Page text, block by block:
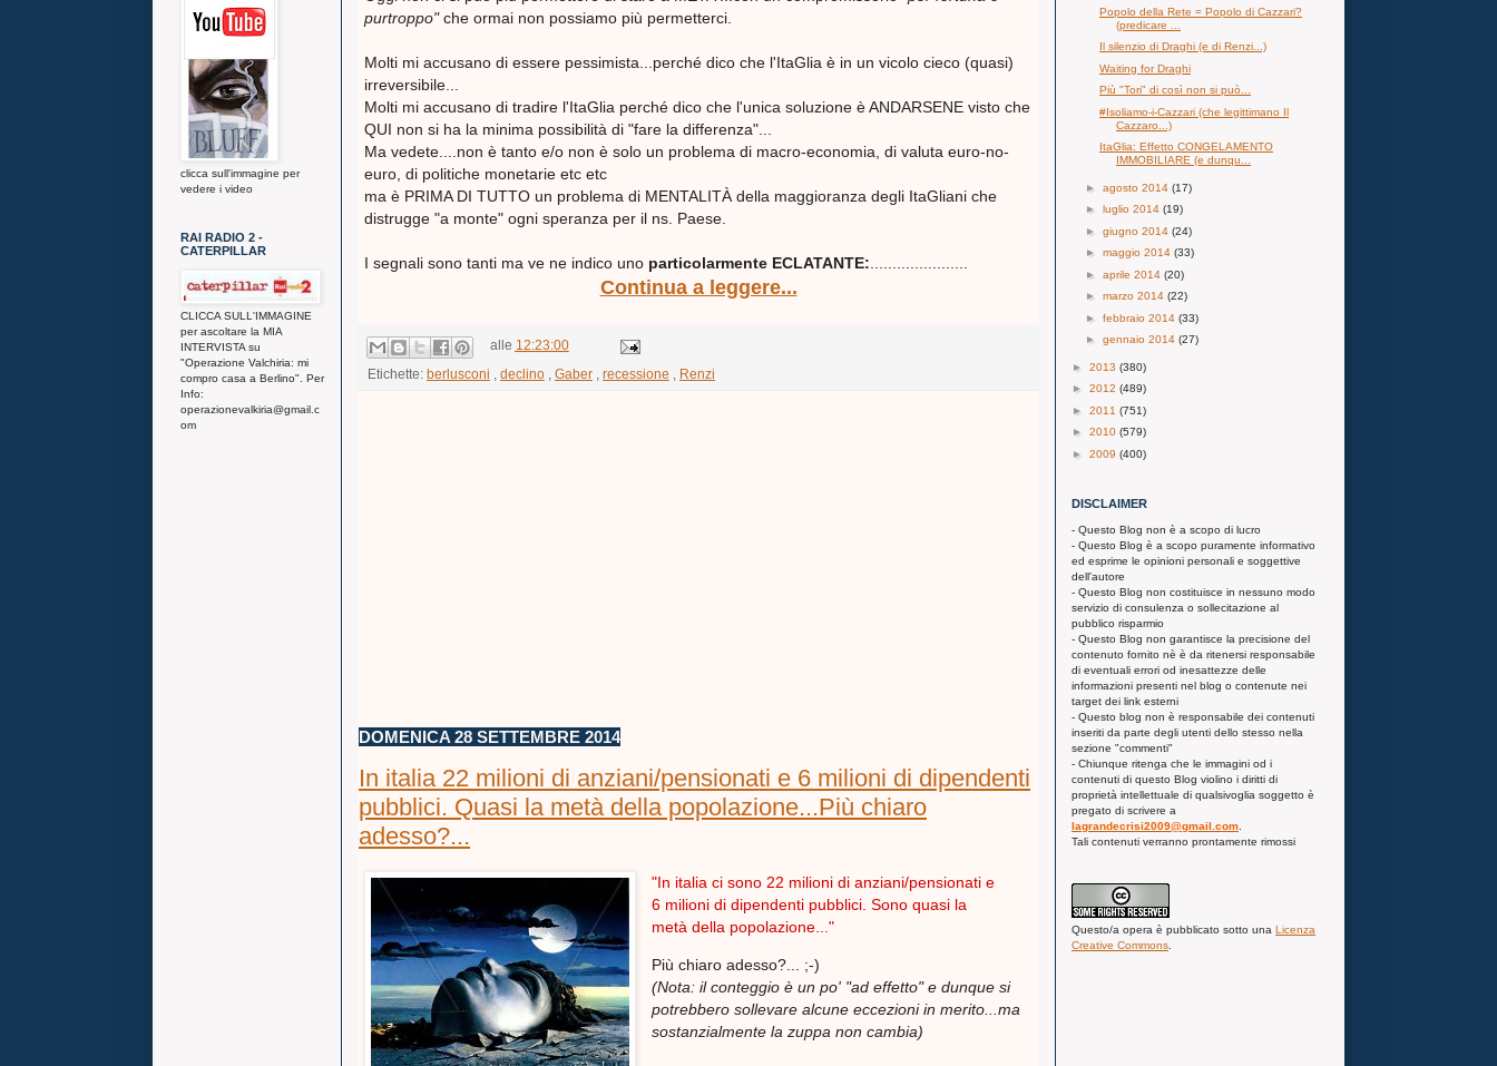
purtroppo"che ormai non possiamo più permetterci.
Molti mi accusano di essere pessimista...perché dico che l'ItaGlia è in un vicolo cieco (quasi)
irreversibile...
Molti mi accusano di tradire l'ItaGlia perché dico che l'unica soluzione è ANDARSENE visto che
QUI non si ha la minima possibilità di "fare la differenza"...
Ma vedete....non è tanto e/o non è solo un problema di macro-economia, di valuta euro-no-
euro, di politiche monetarie etc etc
ma è PRIMA DI TUTTO un problema di MENTALITÀ della maggioranza degli ItaGliani che
distrugge "a monte" ogni speranza per il ns. Paese.
I segnali sono tanti ma ve ne indico uno particolarmente ECLATANTE:
Continua a leggere...
alle 12:23:00
Etichette: berlusconi declino Gaber recessione Renzi
DOMENICA 28 SETTEMBRE 2014
In italia 22 milioni di anziani/pensionati e 6 milioni di dipendenti
pubblici. Quasi la metà della popolazione...Più chiaro
adesso?...
"In italia ci sono 22 milioni di anziani/pensionati e
6 milioni di dipendenti pubblici. Sono quasi la
metà della popolazione..."
Più chiaro adesso?... ;-)
(Nota: il conteggio è un po' "ad effetto" e dunque si
potrebbero sollevare alcune eccezioni in merito...ma
sostanzialmente la zuppa non cambia)
clicca sull'immagine per
vedere i video
RAI RADIO 2 -
CATERPILLAR
CLICCA SULL'IMMAGINE
per ascoltare la MIA
INTERVISTA su
"Operazione Valchiria: mi
compro casa a Berlino". Per
Info:
operazionevalkiria@gmail.c
om
Popolo della Rete = Popolo di Cazzari?
(predicare ...
Il silenzio di Draghi (e di Renzi...)
Waiting for Draghi
Più "Tori" di così non si può...
#Isoliamo-i-Cazzari (che legittimano Il
Cazzaro...)
ItaGlia: Effetto CONGELAMENTO
IMMOBILIARE (e dunqu...
► agosto 2014 (17)
► luglio 2014 (19)
► giugno 2014 (24)
► maggio 2014 (33)
► aprile 2014 (20)
► marzo 2014 (22)
► febbraio 2014 (33)
► gennaio 2014 (27)
► 2013 (380)
► 2012 (489)
► 2011 (751)
► 2010 (579)
► 2009 (400)
DISCLAIMER
- Questo Blog non è a scopo di lucro
- Questo Blog è a scopo puramente informativo
ed esprime le opinioni personali e soggettive
dell'autore
- Questo Blog non costituisce in nessuno modo
servizio di consulenza o sollecitazione al
pubblico risparmio
- Questo Blog non garantisce la precisione del
contenuto fornito nè è da ritenersi responsabile
di eventuali errori od inesattezze delle
informazioni presenti nel blog o contenute nei
target dei link esterni
- Questo blog non è responsabile dei contenuti
inseriti da parte degli utenti dello stesso nella
sezione "commenti"
- Chiunque ritenga che le immagini od i
contenuti di questo Blog violino i diritti di
proprietà intellettuale di qualsivoglia soggetto è
pregato di scrivere a
lagrandecrisi2009@gmail.com
Tali contenuti verranno prontamente rimossi
Questo/a opera è pubblicato sotto una Licenza
Creative Commons